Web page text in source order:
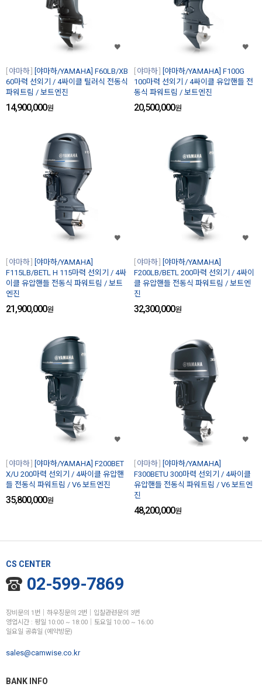
야마하
[야마하/YAMAHA] F60LB/XB
60마력 선외기 / 4싸이클 틸러식 전동식
파워트림 / 보트엔진
14,900,000원
야마하
[야마하/YAMAHA] F100G
100마력 선외기 / 4싸이클 유압핸들 전
동식 파워트림 / 보트엔진
20,500,000원
야마하
[야마하/YAMAHA]
F115LB/BETL H 115마력 선외기 / 4싸
이클 유압핸들 전동식 파워트림 / 보트
엔진
21,900,000원
야마하
[야마하/YAMAHA]
F200LB/BETL 200마력 선외기 / 4싸이
클 유압핸들 전동식 파워트림 / 보트엔
진
32,300,000원
야마하
[야마하/YAMAHA] F200BET
X/U 200마력 선외기 / 4싸이클 유압핸
들 전동식 파워트림 / V6 보트엔진
35,800,000원
야마하
[야마하/YAMAHA]
F300BETU 300마력 선외기 / 4싸이클
유압핸들 전동식 파워트림 / V6 보트엔
진
48,200,000원
CS CENTER
02-599-7869
장비문의 1번│하우징문의 2번│입찰관련문의 3번
영업시간 : 평일 10:00 ~ 18:00│토요일 10:00 ~ 16:00
일요일 공휴일 (예약방문)
sales@camwise.co.kr
BANK INFO